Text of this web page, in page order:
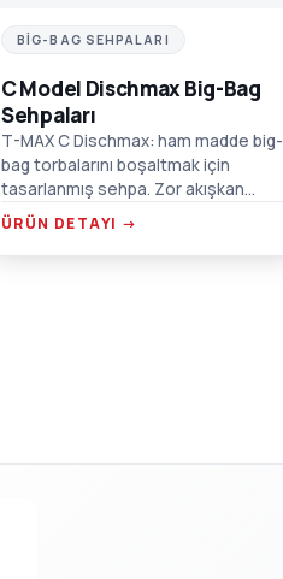
BIG-BAG SEHPALARI
C Model Dischmax Big-Bag
Sehpaları
T-MAX C Dischmax: ham madde big-
bag torbalarını boşaltmak için
tasarlanmış sehpa. Zor akışkan
malzemeler için titreşimli hazne,
flanş bağlantısı.
ÜRÜN DETAYI →